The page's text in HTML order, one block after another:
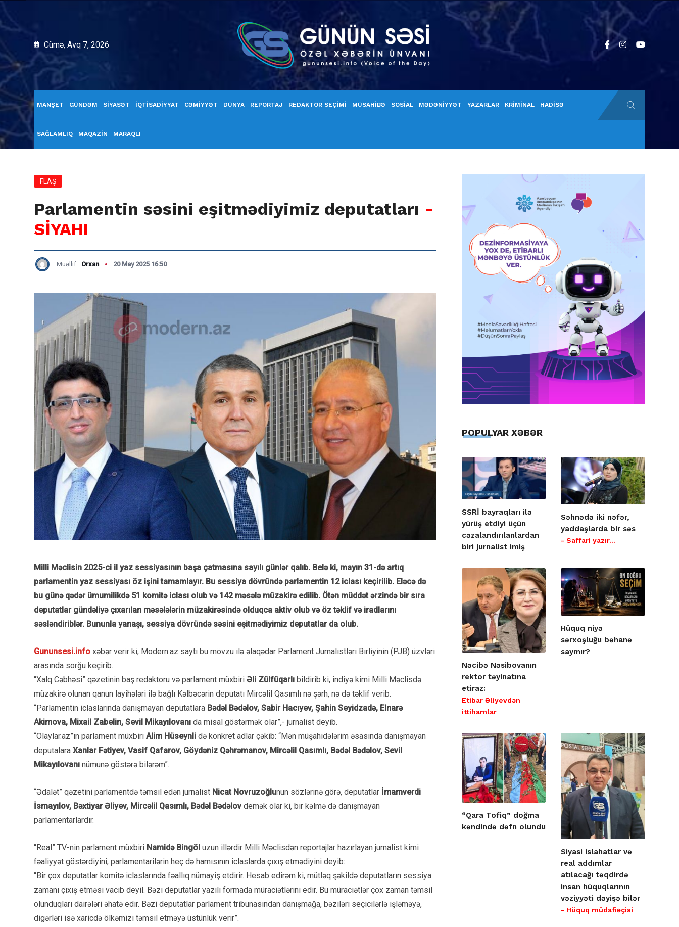
Cümə, Avq 7, 2026
MANŞET GÜNDƏM SİYASƏT İQTİSADİYYAT CƏMİYYƏT DÜNYA REPORTAJ REDAKTOR SEÇİMİ MÜSAHİBƏ SOSİAL MƏDƏNİYYƏT YAZARLAR KRİMİNAL HADİSƏ
SAĞLAMLIQ MAQAZİN MARAQLI
FLAŞ
Parlamentin səsini eşitmədiyimiz deputatları -
SİYAHI
Müəllif: Orxan 20 May 2025 16:50
Milli Məclisin 2025-ci il yaz sessiyasının başa çatmasına sayılı günlər qalıb. Belə ki, mayın 31-də artıq
parlamentin yaz sessiyası öz işini tamamlayır. Bu sessiya dövründə parlamentin 12 iclası keçirilib. Eləcə də
bu günə qədər ümumilikdə 51 komitə iclası olub və 142 məsələ müzakirə edilib. Ötən müddət ərzində bir sıra
deputatlar gündəliyə çıxarılan məsələlərin müzakirəsində olduqca aktiv olub və öz təklif və iradlarını
səsləndiriblər. Bununla yanaşı, sessiya dövründə səsini eşitmədiyimiz deputatlar da olub.
Gununsesi.info xəbər verir ki, Modern.az saytı bu mövzu ilə əlaqədar Parlament Jurnalistləri Birliyinin (PJB) üzvləri
arasında sorğu keçirib.
“Xalq Cəbhəsi” qəzetinin baş redaktoru və parlament müxbiri Əli Zülfüqarlı bildirib ki, indiyə kimi Milli Məclisdə
müzakirə olunan qanun layihələri ilə bağlı Kəlbəcərin deputatı Mircəlil Qasımlı nə şərh, nə də təklif verib.
“Parlamentin iclaslarında danışmayan deputatlara Bədəl Bədəlov, Sabir Hacıyev, Şahin Seyidzadə, Elnarə
Akimova, Mixail Zabelin, Sevil Mikayılovanı da misal göstərmək olar”,- jurnalist deyib.
“Olaylar.az”ın parlament müxbiri Alim Hüseynli də konkret adlar çəkib: “Mən müşahidələrim əsasında danışmayan
deputalara Xanlar Fətiyev, Vasif Qafarov, Göydəniz Qəhrəmanov, Mircəlil Qasımlı, Bədəl Bədəlov, Sevil
Mikayılovanı nümunə göstərə bilərəm”.
“Ədalət” qəzetini parlamentdə təmsil edən jurnalist Nicat Novruzoğlunun sözlərinə görə, deputatlar İmamverdi
İsmayılov, Bəxtiyar Əliyev, Mircəlil Qasımlı, Bədəl Bədəlov demək olar ki, bir kəlmə də danışmayan
parlamentarlardır.
“Real” TV-nin parlament müxbiri Namidə Bingöl uzun illərdir Milli Məclisdən reportajlar hazırlayan jurnalist kimi
fəaliyyət göstərdiyini, parlamentarilərin heç də hamısının iclaslarda çıxış etmədiyini deyib:
“Bir çox deputatlar komitə iclaslarında fəallıq nümayiş etdirir. Hesab edirəm ki, mütləq şəkildə deputatların sessiya
zamanı çıxış etməsi vacib deyil. Bəzi deputatlar yazılı formada müraciətlərini edir. Bu müraciətlər çox zaman təmsil
olunduqları dairələri əhatə edir. Bəzi deputatlar parlament tribunasından danışmağa, bəziləri seçicilərlə işləməyə,
digərləri isə xaricdə ölkəmizi təmsil etməyə üstünlük verir”.
POPULYAR XƏBƏR
SSRİ bayraqları ilə
yürüş etdiyi üçün
cəzalandırılanlardan
biri jurnalist imiş
Səhnədə iki nəfər,
yaddaşlarda bir səs
- Saffari yazır…
Nəcibə Nəsibovanın
rektor təyinatına
etiraz:
Etibar Əliyevdən
ittihamlar
Hüquq niyə
sərxoşluğu bəhanə
saymır?
“Qara Tofiq” doğma
kəndində dəfn olundu
Siyasi islahatlar və
real addımlar
atılacağı təqdirdə
insan hüquqlarının
vəziyyəti dəyişə bilər
- Hüquq müdafiəçisi